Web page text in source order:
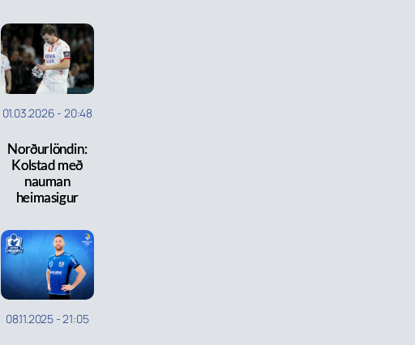
01.03.2026 - 20:48
Norðurlöndin:
Kolstad með
nauman
heimasigur
08.11.2025 -21:05